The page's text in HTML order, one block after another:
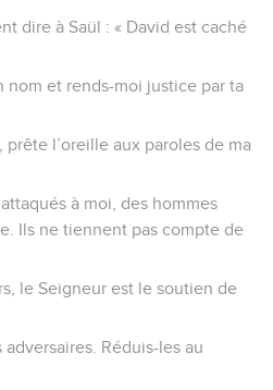
dire à Saül : « David est caché
nom et rends-moi justice par ta
l’oreille aux paroles de ma
à moi, des hommes
Ils ne tiennent pas compte de
le Seigneur est le soutien de
Réduis-les au